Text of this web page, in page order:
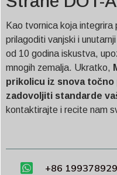
Kao tvornica koja integrira
prilagoditi vanjski i
od 10 godina iskustva,
mnogih zemalja. Ukratko,
prikolicu iz snova točno
zadovoljiti standarde
kontaktirajte i recite nam
+86